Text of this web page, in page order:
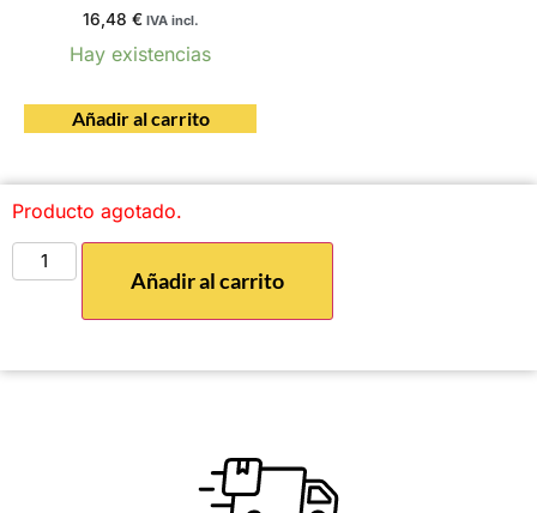
16,48 € IVA incl.
Hay existencias
Añadir al carrito
Producto agotado.
Añadir al carrito